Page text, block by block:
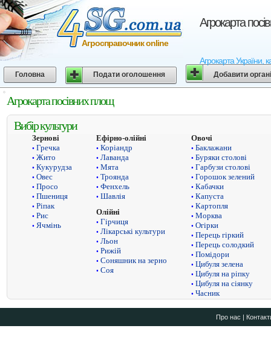
Агрокарта
Агрокарта України,
Агросправочник online
Головна Подати оголошення Добавити
Агрокарта посівних площ
Вибір культури
Зернові
• Гречка
• Жито
• Кукурудза
• Овес
• Просо
• Пшениця
• Ріпак
• Рис
• Ячмінь
Ефірно-олійні
• Коріандр
• Лаванда
• Мята
• Троянда
• Фенхель
• Шавлія
Олійні
• Гірчиця
• Лікарські культури
• Льон
• Рижій
• Соняшник на зерно
• Соя
Овочі
• Баклажани
• Буряки столові
• Гарбузи столові
• Горошок зелений
• Кабачки
• Капуста
• Картопля
• Морква
• Огірки
• Перець гіркий
• Перець солодкий
• Помідори
• Цибуля зелена
• Цибуля на ріпку
• Цибуля на сіянку
• Часник
Про нас |